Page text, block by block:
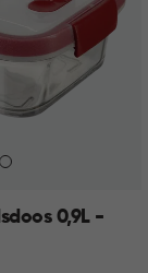
0,9L -